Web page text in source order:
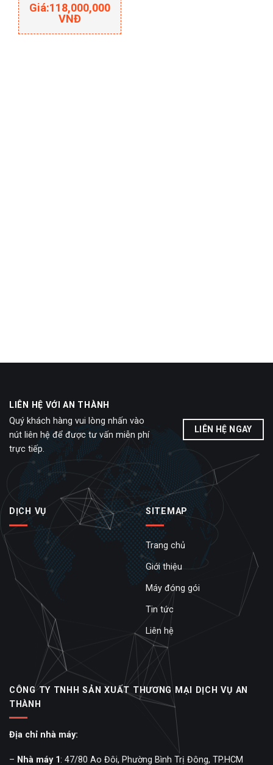
Giá:118,000,000
VNĐ
LIÊN HỆ VỚI AN THÀNH
Quý khách hàng vui lòng nhấn vào
nút liên hệ để được tư vấn miễn phí
trực tiếp.
LIÊN HỆ NGAY
DỊCH VỤ SITEMAP
Trang chủ
Giới thiệu
Máy đóng gói
Tin tức
Liên hệ
CÔNG TY TNHH SẢN XUẤT THƯƠNG MẠI DỊCH VỤ AN
THÀNH
Địa chỉ nhà máy:
– Nhà máy 1: 47/80 Ao Đôi, Phường Bình Trị Đông, TP.HCM